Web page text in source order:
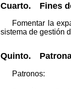
Cuarto. Fines
Fomentar la
sistema de gestión
Quinto.
Patronos: